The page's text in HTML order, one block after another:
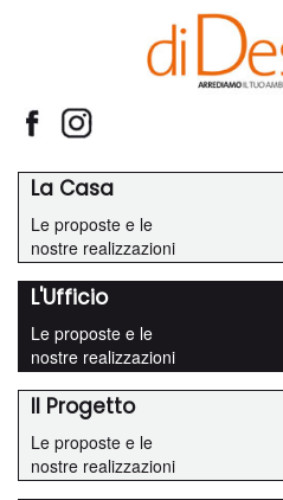
La Casa
Le proposte e le
nostre realizzazioni
L'Ufficio
Le proposte e le
nostre realizzazioni
Il Progetto
Le proposte e le
nostre realizzazioni